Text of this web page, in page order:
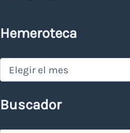
Hemeroteca
Hemeroteca
Buscador